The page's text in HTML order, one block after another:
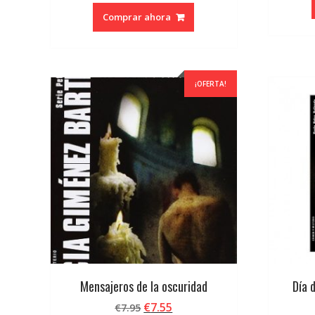
Comprar ahora
¡OFERTA!
Mensajeros de la oscuridad
€7.95 El
€7.55
Día